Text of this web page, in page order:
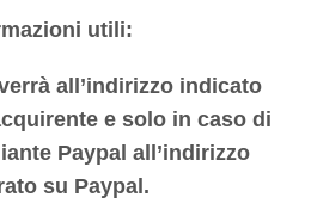
utili:
all’indirizzo indicato
e solo in caso di
Paypal all’indirizzo
su Paypal.